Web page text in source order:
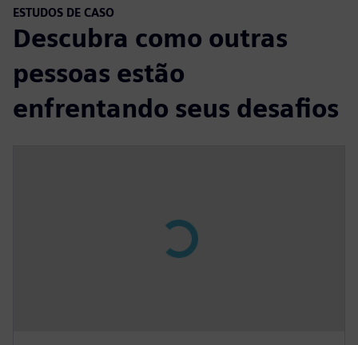
ESTUDOS DE CASO
Descubra como outras
pessoas estão
enfrentando seus desafios